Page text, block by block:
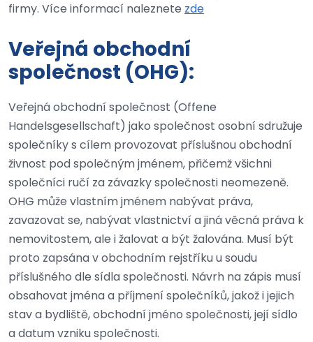
firmy. Více informací naleznete zde
Veřejná obchodní
společnost (OHG):
Veřejná obchodní společnost (Offene
Handelsgesellschaft) jako společnost osobní sdružuje
společníky s cílem provozovat příslušnou obchodní
živnost pod společným jménem, přičemž všichni
společníci ručí za závazky společnosti neomezeně.
OHG může vlastním jménem nabývat práva,
zavazovat se, nabývat vlastnictví a jiná věcná práva k
nemovitostem, ale i žalovat a být žalována. Musí být
proto zapsána v obchodním rejstříku u soudu
příslušného dle sídla společnosti. Návrh na zápis musí
obsahovat jména a příjmení společníků, jakož i jejich
stav a bydliště, obchodní jméno společnosti, její sídlo
a datum vzniku společnosti.